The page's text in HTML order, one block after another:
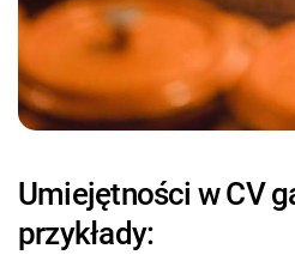
Umiejętności w CV
przykłady: